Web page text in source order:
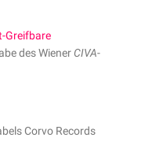
Greifbare
des Wiener CIVA-
Corvo Records